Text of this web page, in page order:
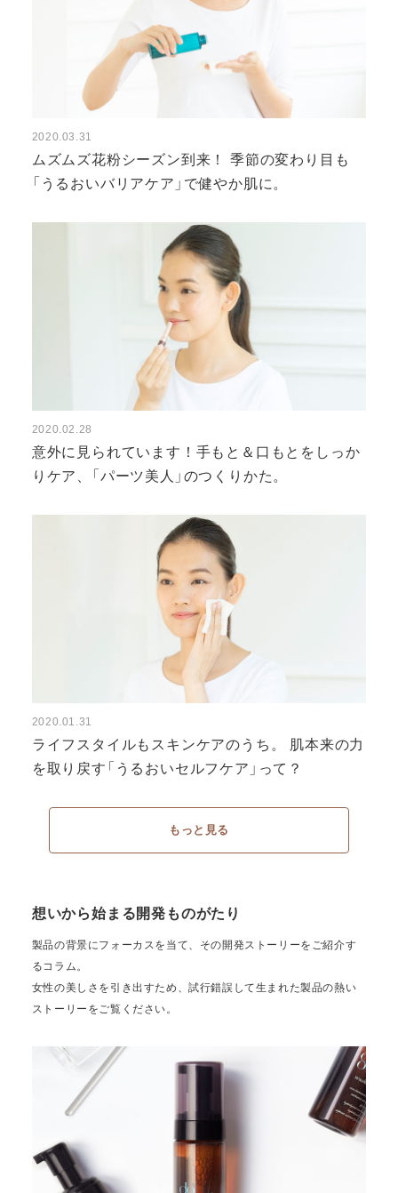
2020.03.31
ムズムズ花粉シーズン到来！
季節の変わり目も
「うるおいバリアケア」で健やか肌に。
2020.02.28
意外に見られています！ 手もと＆口もとをしっか
りケア、
「パーツ美人」のつくりかた。
2020.01.31
ライフスタイルもスキンケアのうち。
肌本来の力
を取り戻す 「うるおいセルフケア」って？
もっと見る
想いから始まる開発ものがたり
製品の背景にフォーカスを当て、その開発ストーリーをご紹介す
るコラム。
女性の美しさを引き出すため、試行錯誤して生まれた製品の熱い
ストーリーをご覧ください。